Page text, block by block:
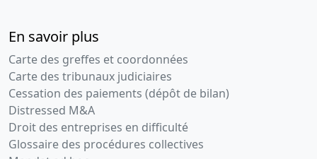
En savoir plus
Carte des greffes et coordonnées
Carte des tribunaux judiciaires
Cessation des paiements (dépôt de bilan)
Distressed M&A
Droit des entreprises en difficulté
Glossaire des procédures collectives